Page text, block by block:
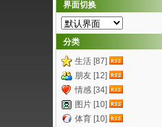
界面切换
分类
生活 [87]
朋友 [12]
情感 [34]
图片 [10]
体育 [10]